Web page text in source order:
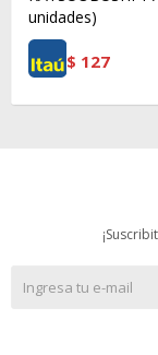
unidades)
$ 127